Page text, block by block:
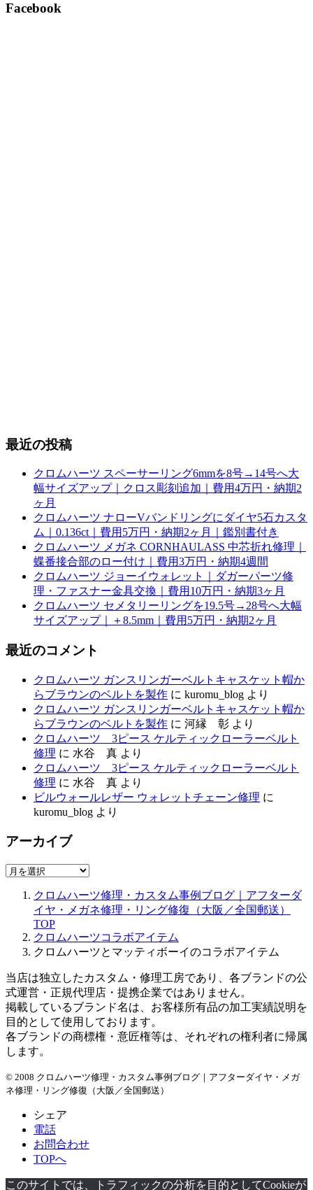
Facebook
最近の投稿
クロムハーツ スペーサーリング6mmを8号→14号へ大
幅サイズアップ｜クロス彫刻追加｜費用4万円・納期2
ヶ月
クロムハーツ ナローVバンドリングにダイヤ5石カスタ
ム｜0.136ct｜費用5万円・納期2ヶ月｜鑑別書付き
クロムハーツ メガネ CORNHAULASS 中芯折れ修理｜
蝶番接合部のロー付け｜費用3万円・納期4週間
クロムハーツ ジョーイウォレット｜ダガーパーツ修
理・ファスナー金具交換｜費用10万円・納期3ヶ月
クロムハーツ セメタリーリングを19.5号→28号へ大幅
サイズアップ｜＋8.5mm｜費用5万円・納期2ヶ月
最近のコメント
クロムハーツ ガンスリンガーベルトキャスケット帽か
らブラウンのベルトを製作 に kuromu_blog より
クロムハーツ ガンスリンガーベルトキャスケット帽か
らブラウンのベルトを製作 に 河縁 彰 より
クロムハーツ 3ピース ケルティックローラーベルト
修理 に 水谷 真 より
クロムハーツ 3ピース ケルティックローラーベルト
修理 に 水谷 真 より
ビルウォールレザー ウォレットチェーン修理 に
kuromu_blog より
アーカイブ
ア
クロムハーツ修理・カスタム事例ブログ｜アフターダ
イヤ・メガネ修理・リング修復（大阪／全国郵送）
TOP
クロムハーツコラボアイテム
クロムハーツとマッティボーイのコラボアイテム
当店は独立したカスタム・修理工房であり、各ブランドの公
式運営・正規代理店・提携企業ではありません。
掲載しているブランド名は、お客様所有品の加工実績説明を
目的として使用しております。
各ブランドの商標権・意匠権等は、それぞれの権利者に帰属
します。
© 2008 クロムハーツ修理・カスタム事例ブログ｜アフターダイヤ・メガ
ネ修理・リング修復（大阪／全国郵送）
シェア
電話
お問合わせ
TOPへ
このサイトでは、トラフィックの分析を目的としてCookieが